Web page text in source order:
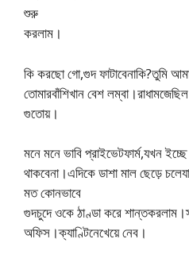
শুরু
করলাম।
কি করছো গো,গুদ ফাটাবেনাকি?তুমি
তোমারবাঁশিখান বেশ
গুতোয়।
মনে মনে ভাবি প্রাইভেটফার্ম,যখন
থাকবেনা।এদিকে ডাশা মাল ছেড়ে
মত কোনভাবে
গুদচুদে ওকে ঠাণ্ডা করে
অফিস।ক্যাণ্টিনেখেয়ে নেব।